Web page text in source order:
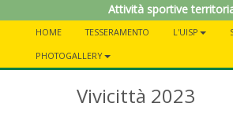
Attività sportive
HOME TESSERAMENTO L'UISP
PHOTOGALLERY
Vivicittà 2023